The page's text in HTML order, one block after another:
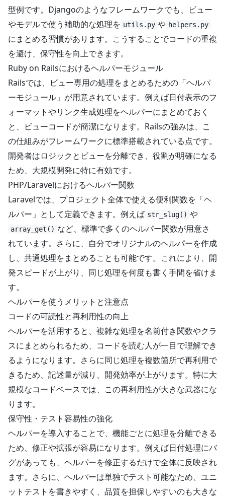
型例です。Djangoのようなフレームワークでも、ビュー
やモデルで使う補助的な処理を utils.py や helpers.py
にまとめる習慣があります。こうすることでコードの重複
を避け、保守性を向上できます。
Ruby on Railsにおけるヘルパーモジュール
Railsでは、ビュー専用の処理をまとめるための「ヘルパ
ーモジュール」が用意されています。例えば日付表示のフ
ォーマットやリンク生成処理をヘルパーにまとめておく
と、ビューコードが簡潔になります。Railsの強みは、こ
の仕組みがフレームワークに標準搭載されている点です。
開発者はロジックとビューを分離でき、役割が明確になる
ため、大規模開発に特に有効です。
PHP/Laravelにおけるヘルパー関数
Laravelでは、プロジェクト全体で使える便利関数を「ヘ
ルパー」として定義できます。例えば str_slug() や
array_get() など、標準で多くのヘルパー関数が用意さ
れています。さらに、自分でオリジナルのヘルパーを作成
し、共通処理をまとめることも可能です。これにより、開
発スピードが上がり、同じ処理を何度も書く手間を省けま
す。
ヘルパーを使うメリットと注意点
コードの可読性と再利用性の向上
ヘルパーを活用すると、複雑な処理を名前付き関数やクラ
スにまとめられるため、コードを読む人が一目で理解でき
るようになります。さらに同じ処理を複数箇所で再利用で
きるため、記述量が減り、開発効率が上がります。特に大
規模なコードベースでは、この再利用性が大きな武器にな
ります。
保守性・テスト容易性の強化
ヘルパーを導入することで、機能ごとに処理を分離できる
ため、修正や拡張が容易になります。例えば日付処理にバ
グがあっても、ヘルパーを修正するだけで全体に反映され
ます。さらに、ヘルパーは単独でテスト可能なため、ユニ
ットテストを書きやすく、品質を担保しやすいのも大きな